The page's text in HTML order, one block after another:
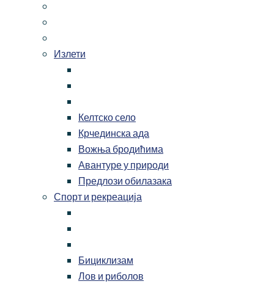
Излети
Келтско село
Крчединска ада
Вожња бродићима
Авантуре у природи
Предлози обилазака
Спорт и рекреација
Бициклизам
Лов и риболов